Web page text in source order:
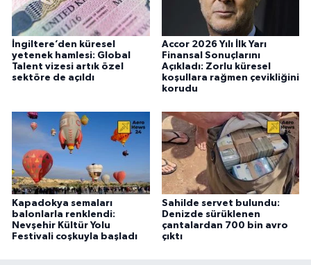
İngiltere’den küresel
yetenek hamlesi: Global
Talent vizesi artık özel
sektöre de açıldı
Accor 2026 Yılı İlk Yarı
Finansal Sonuçlarını
Açıkladı: Zorlu küresel
koşullara rağmen çevikliğini
korudu
Kapadokya semaları
balonlarla renklendi:
Nevşehir Kültür Yolu
Festivali coşkuyla başladı
Sahilde servet bulundu:
Denizde sürüklenen
çantalardan 700 bin avro
çıktı